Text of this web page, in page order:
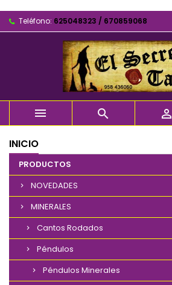
Teléfono: 625048323 / 670859068
  
INICIO
PRODUCTOS
NOVEDADES
MINERALES
Cantos Rodados
Péndulos
Péndulos Minerales